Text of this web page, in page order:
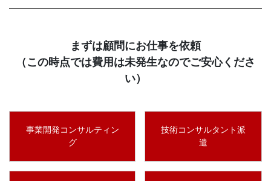
まずは顧問にお仕事を依頼
（この時点では費用は未発生なのでご安心くださ
い）
事業開発コンサルティン
グ
技術コンサルタント派
遣